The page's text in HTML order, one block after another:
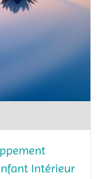
Intérieur